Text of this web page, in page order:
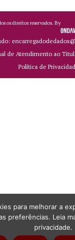
os direitos reservados. By
de Atendimento ao
Política de
para melhorar a
preferências. Leia
privacidade.